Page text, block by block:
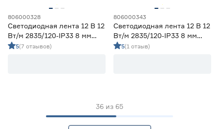
806000328
Светодиодная лента 12 В 12
Вт/м 2835/120‑IP33 8 мм
холодный 5 м Geniled
5(7 отзывов)
806000343
Светодиодная лента 12 В 12
Вт/м 2835/120‑IP33 8 мм
красный 2 м Geniled
5(1 отзыв)
36 из 65